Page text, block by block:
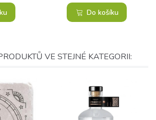
Do košíku
VE STEJNÉ KATEGORII: